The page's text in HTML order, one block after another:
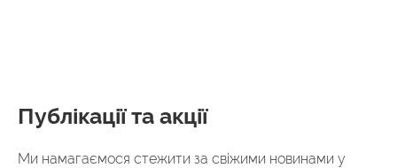
Публікації та акції
Ми намагаємося стежити за свіжими новинами у